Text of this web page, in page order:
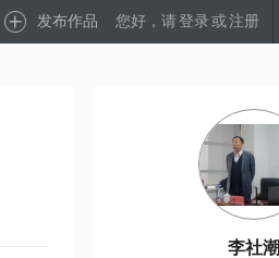
发布作品 您好，请登录 或注册
李社潮